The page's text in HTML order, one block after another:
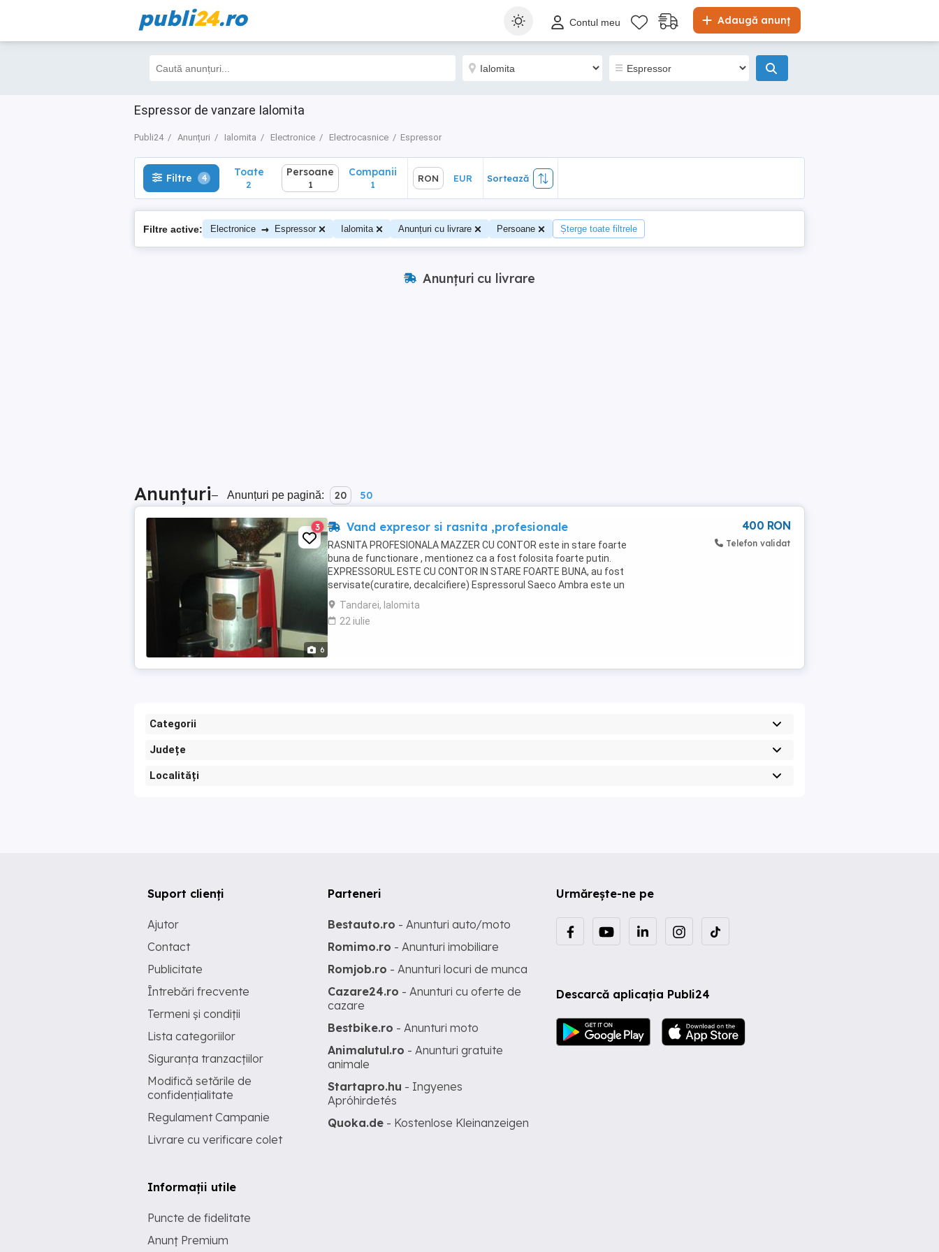
publi24.ro Adaugă anunț
Contul meu
Espressor de vanzare Ialomita
Publi24 Anunțuri Ialomita Electronice Electrocasnice Espressor
Filtre 4 Toate
2
Sortează
Filtre 4 Toate
2
Persoane
1
Companii
1
RON EUR Sortează
Filtre active: Electronice → Espressor Ialomita Anunțuri cu livrare Persoane Șterge toate filtrele
Anunțuri cu livrare
Anunțuri– Anunțuri pe pagină: 20 50
6
3 Vand expresor si rasnita ,profesionale
RASNITA PROFESIONALA MAZZER CU CONTOR este in stare foarte
buna de functionare , mentionez ca a fost folosita foarte putin.
EXPRESSORUL ESTE CU CONTOR IN STARE FOARTE BUNA, au fost
servisate(curatire, decalcifiere) Espressorul Saeco Ambra este un
aparat de cafea de uz profesional , ideal pentru ...
Tandarei, Ialomita
22 iulie
400 RON
Telefon validat
Categorii
Județe
Localități
Urmărește-ne pe
Descarcă aplicația Publi24
Suport clienți
Ajutor
Contact
Publicitate
Întrebări frecvente
Termeni și condiții
Lista categoriilor
Siguranța tranzacțiilor
Modifică setările de
confidențialitate
Regulament Campanie
Livrare cu verificare colet
Informații utile
Puncte de fidelitate
Anunț Premium
Parteneri
Bestauto.ro - Anunturi auto/moto
Romimo.ro - Anunturi imobiliare
Romjob.ro - Anunturi locuri de munca
Cazare24.ro - Anunturi cu oferte de
cazare
Bestbike.ro - Anunturi moto
Animalutul.ro - Anunturi gratuite
animale
Startapro.hu - Ingyenes
Apróhirdetés
Quoka.de - Kostenlose Kleinanzeigen